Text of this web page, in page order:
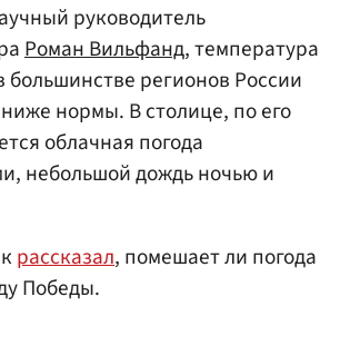
руководитель
Роман Вильфанд, температура
большинстве регионов России
ниже нормы. В столице, по его
облачная погода
небольшой дождь ночью и
рассказал, помешает ли погода
Победы.